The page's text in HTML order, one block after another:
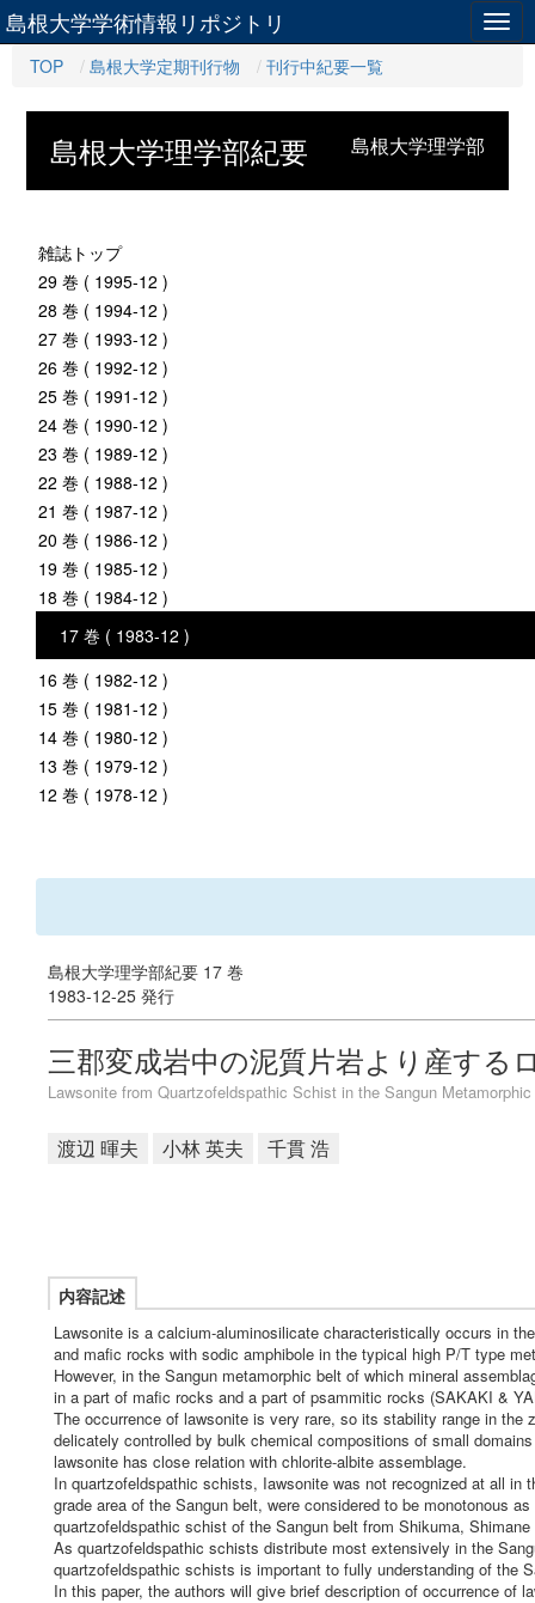
島根大学学術情報リポジトリ
TOP 島根大学定期刊行物 刊行中紀要一覧
島根大学理学部
島根大学理学部紀要
雑誌トップ
29 巻 ( 1995-12 )
28 巻 ( 1994-12 )
27 巻 ( 1993-12 )
26 巻 ( 1992-12 )
25 巻 ( 1991-12 )
24 巻 ( 1990-12 )
23 巻 ( 1989-12 )
22 巻 ( 1988-12 )
21 巻 ( 1987-12 )
20 巻 ( 1986-12 )
19 巻 ( 1985-12 )
18 巻 ( 1984-12 )
17 巻 ( 1983-12 )
16 巻 ( 1982-12 )
15 巻 ( 1981-12 )
14 巻 ( 1980-12 )
13 巻 ( 1979-12 )
12 巻 ( 1978-12 )
島根大学理学部紀要 17 巻
1983-12-25 発行
三郡変成岩中の泥質片岩より産する
Lawsonite from Quartzofeldspathic Schist in the Sangun
渡辺 暉夫 小林 英夫 千貫 浩
内容記述
Lawsonite is a calcium-aluminosilicate characteristically occurs in
and mafic rocks with sodic amphibole in the typical high P/T type
However, in the Sangun metamorphic belt of which mineral
in a part of mafic rocks and a part of psammitic rocks (SAKAKI &
The occurrence of lawsonite is very rare, so its stability range in
delicately controlled by bulk chemical compositions of small
lawsonite has close relation with chlorite-albite assemblage.
In quartzofeldspathic schists, Iawsonite was not recognized at all
grade area of the Sangun belt, were considered to be monotonous
quartzofeldspathic schist of the Sangun belt from Shikuma, Shimane
As quartzofeldspathic schists distribute most extensively in the
quartzofeldspathic schists is important to fully understanding of the
In this paper, the authors will give brief description of occurrence of